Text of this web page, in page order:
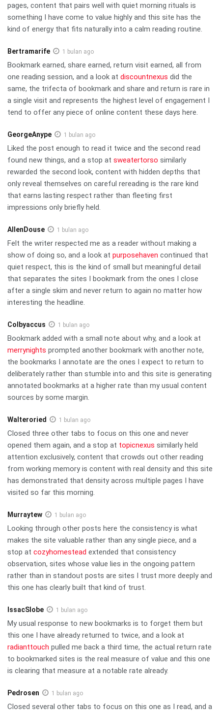
pages, content that pairs well with quiet morning rituals is
something I have come to value highly and this site has the
kind of energy that fits naturally into a calm reading routine.
Bertramarife 1 bulan ago
Bookmark earned, share earned, return visit earned, all from
one reading session, and a look at discountnexus did the
same, the trifecta of bookmark and share and return is rare in
a single visit and represents the highest level of engagement I
tend to offer any piece of online content these days here.
GeorgeAnype 1 bulan ago
Liked the post enough to read it twice and the second read
found new things, and a stop at sweatertorso similarly
rewarded the second look, content with hidden depths that
only reveal themselves on careful rereading is the rare kind
that earns lasting respect rather than fleeting first
impressions only briefly held.
AllenDouse 1 bulan ago
Felt the writer respected me as a reader without making a
show of doing so, and a look at purposehaven continued that
quiet respect, this is the kind of small but meaningful detail
that separates the sites I bookmark from the ones I close
after a single skim and never return to again no matter how
interesting the headline.
Colbyaccus 1 bulan ago
Bookmark added with a small note about why, and a look at
merrynights prompted another bookmark with another note,
the bookmarks I annotate are the ones I expect to return to
deliberately rather than stumble into and this site is generating
annotated bookmarks at a higher rate than my usual content
sources by some margin.
Walteroried 1 bulan ago
Closed three other tabs to focus on this one and never
opened them again, and a stop at topicnexus similarly held
attention exclusively, content that crowds out other reading
from working memory is content with real density and this site
has demonstrated that density across multiple pages I have
visited so far this morning.
Murraytew 1 bulan ago
Looking through other posts here the consistency is what
makes the site valuable rather than any single piece, and a
stop at cozyhomestead extended that consistency
observation, sites whose value lies in the ongoing pattern
rather than in standout posts are sites I trust more deeply and
this one has clearly built that kind of trust.
IssacSlobe 1 bulan ago
My usual response to new bookmarks is to forget them but
this one I have already returned to twice, and a look at
radianttouch pulled me back a third time, the actual return rate
to bookmarked sites is the real measure of value and this one
is clearing that measure at a notable rate already.
Pedrosen 1 bulan ago
Closed several other tabs to focus on this one as I read, and a